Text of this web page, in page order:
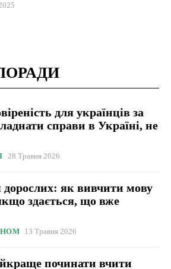
для українців за
справи в Україні, не
28 Травня 2026
дорослих: як вивчити мову
здається, що вже
13 Травня 2026
починати вчити